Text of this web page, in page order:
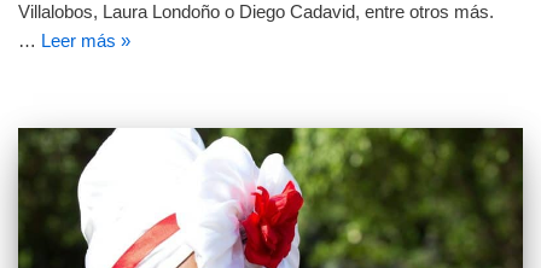
Villalobos, Laura Londoño o Diego Cadavid, entre otros más.
… Leer más »